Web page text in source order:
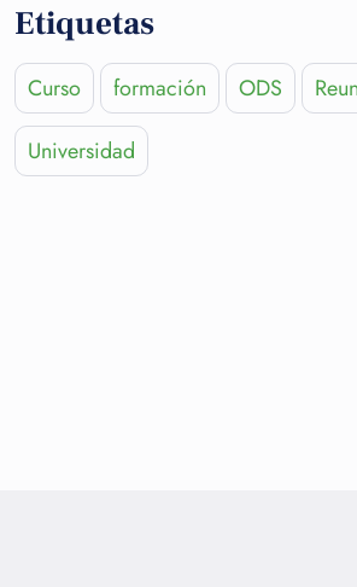
Etiquetas
Curso formación ODS
Universidad